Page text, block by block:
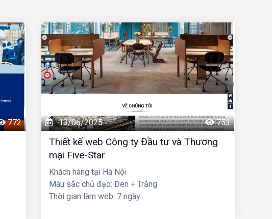
772 13/06/2025 753
Thiết kế web Công ty Đầu tư và Thương
mại Five-Star
Khách hàng tại Hà Nội
Màu sắc chủ đạo: Đen + Trắng
Thời gian làm web: 7 ngày